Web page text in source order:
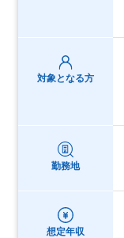
対象となる方
勤務地
想定年収